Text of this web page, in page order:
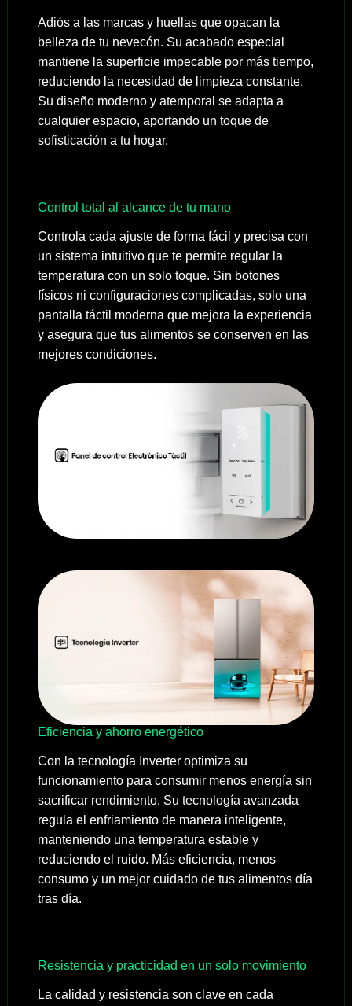
Adiós a las marcas y huellas que opacan la
belleza de tu nevecón. Su acabado especial
mantiene la superficie impecable por más tiempo,
reduciendo la necesidad de limpieza constante.
Su diseño moderno y atemporal se adapta a
cualquier espacio, aportando un toque de
sofisticación a tu hogar.
Control total al alcance de tu mano
Controla cada ajuste de forma fácil y precisa con
un sistema intuitivo que te permite regular la
temperatura con un solo toque. Sin botones
físicos ni configuraciones complicadas, solo una
pantalla táctil moderna que mejora la experiencia
y asegura que tus alimentos se conserven en las
mejores condiciones.
Eficiencia y ahorro energético
Con la tecnología Inverter optimiza su
funcionamiento para consumir menos energía sin
sacrificar rendimiento. Su tecnología avanzada
regula el enfriamiento de manera inteligente,
manteniendo una temperatura estable y
reduciendo el ruido. Más eficiencia, menos
consumo y un mejor cuidado de tus alimentos día
tras día.
Resistencia y practicidad en un solo movimiento
La calidad y resistencia son clave en cada